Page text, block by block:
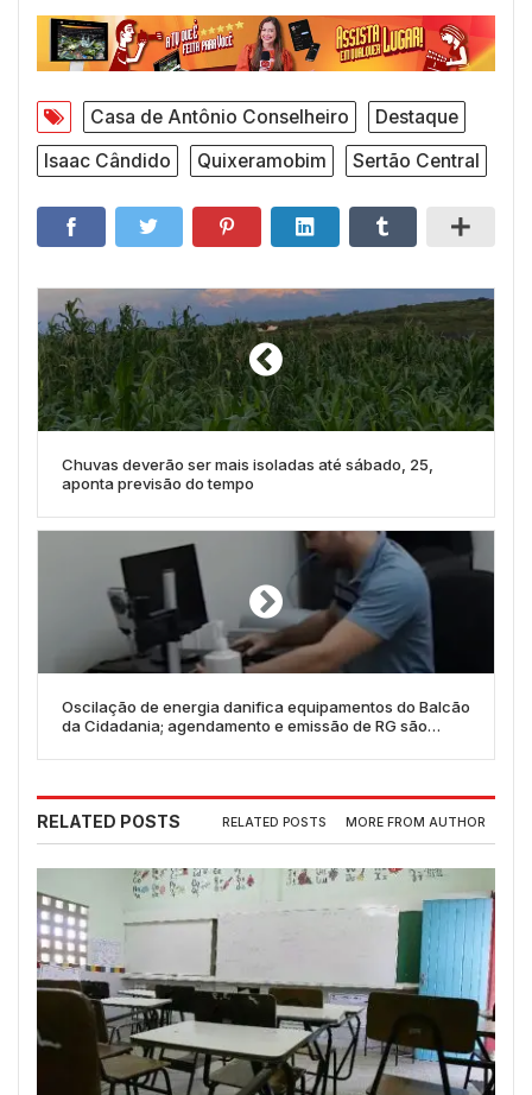
Casa de Antônio Conselheiro
Destaque
Isaac Cândido
Quixeramobim Sertão Central
Chuvas deverão ser mais isoladas até sábado, 25,
aponta previsão do tempo
Oscilação de energia danifica equipamentos do Balcão
da Cidadania; agendamento e emissão de RG são
RELATED POSTS RELATED POSTS MORE FROM AUTHOR